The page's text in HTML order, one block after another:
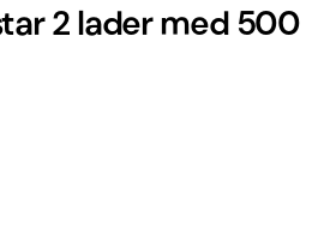
2 lader med 500